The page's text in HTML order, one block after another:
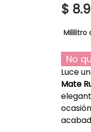
$
Mililitro
No
Luce
Mate